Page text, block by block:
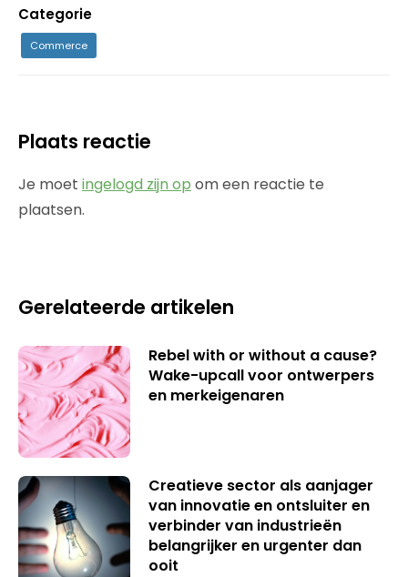
Categorie
Commerce
Plaats reactie
Je moet ingelogd zijn op om een reactie te
plaatsen.
Gerelateerde artikelen
Rebel with or without a cause?
Wake-upcall voor ontwerpers
en merkeigenaren
Creatieve sector als aanjager
van innovatie en ontsluiter en
verbinder van industrieën
belangrijker en urgenter dan
ooit